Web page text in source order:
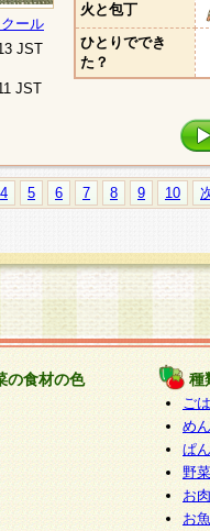
ール
JST
JST
火と包丁
ひとりででき
た？
4 5 6 7 8 9 10
の食材の色 種
ご
めん
ぱん
野
お
お